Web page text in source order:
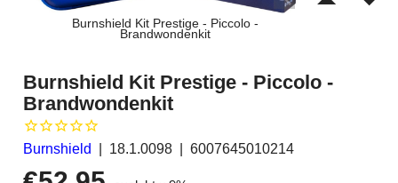
Burnshield Kit Prestige - Piccolo -
Brandwondenkit
Burnshield Kit Prestige - Piccolo -
Brandwondenkit
Burnshield 18.1.0098 6007645010214